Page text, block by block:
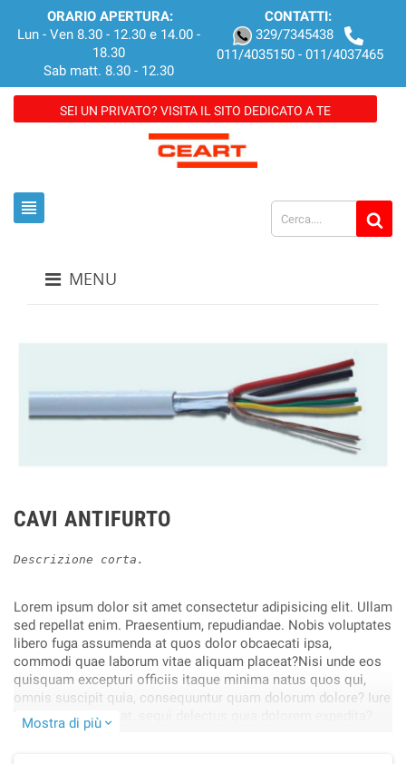
ORARIO APERTURA:
Lun - Ven 8.30 - 12.30 e 14.00 -
18.30
Sab matt. 8.30 - 12.30
CONTATTI:
329/7345438
011/4035150 - 011/4037465
SEI UN PRIVATO? VISITA IL SITO DEDICATO A TE
view_headline
MENU
CAVI ANTIFURTO
Descrizione corta.
Lorem ipsum dolor sit amet consectetur adipisicing elit. Ullam
sed repellat enim. Praesentium, repudiandae. Nobis voluptates
libero fuga assumenda at quos dolor obcaecati ipsa,
commodi quae laborum vitae aliquam placeat?Nisi unde eos
quisquam excepturi officiis itaque minima natus quos qui,
omnis suscipit quia, consequuntur quam dolorum dolore? Iure
harum architecto at, sequi delectus quia dolorem expedita?
Obcaecati, cupiditate blanditiis!.
Mostra di più expand_more